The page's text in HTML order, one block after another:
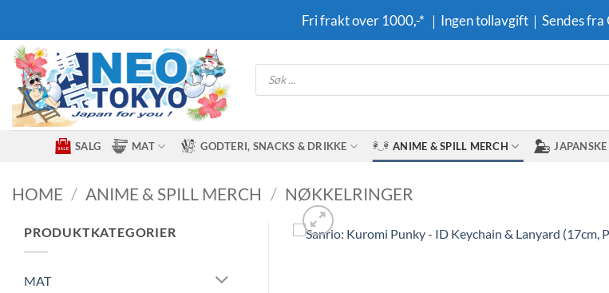
content
Fri frakt over 1000,-* ｜Ingen tollavgift｜Sendes fra
Products
search
SALG MAT GODTERI, SNACKS & DRIKKE ANIME & SPILL MERCH
HOME / ANIME & SPILL MERCH / NØKKELRINGER
PRODUKTKATEGORIER
MAT